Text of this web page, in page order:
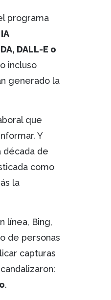
programa
IA
DALL-E o
incluso
generado la
que
Y
década de
como
la
línea, Bing,
de personas
capturas
.